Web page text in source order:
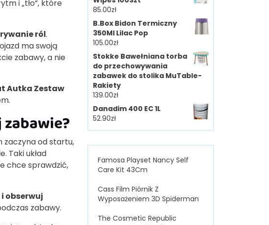
i „tło”, które
ról.
ma swoją
zabawy, a nie
Autka Zestaw
zaczyna od startu,
Taki układ
chce sprawdzić,
obserwuj
zabawy.
85.00zł
B.Box Bidon Termiczny
350Ml Lilac Pop
105.00zł
Stokke Bawełniana torba
do przechowywania
zabawek do stolika MuTable-
Rakiety
139.00zł
Danadim 400 EC 1L
52.90zł
Famosa Playset Nancy Self
Care Kit 43Cm
Cass Film Piórnik Z
Wyposażeniem 3D Spiderman
The Cosmetic Republic